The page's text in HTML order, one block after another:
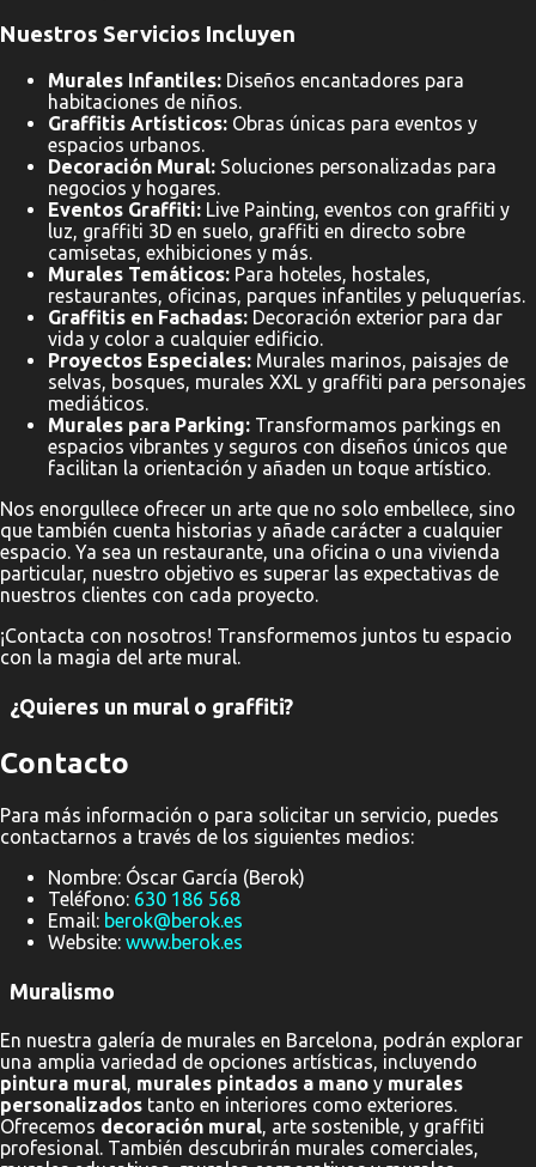
Nuestros Servicios Incluyen
Murales Infantiles: Diseños encantadores para
habitaciones de niños.
Graffitis Artísticos: Obras únicas para eventos y
espacios urbanos.
Decoración Mural: Soluciones personalizadas para
negocios y hogares.
Eventos Graffiti: Live Painting, eventos con graffiti y
luz, graffiti 3D en suelo, graffiti en directo sobre
camisetas, exhibiciones y más.
Murales Temáticos: Para hoteles, hostales,
restaurantes, oficinas, parques infantiles y peluquerías.
Graffitis en Fachadas: Decoración exterior para dar
vida y color a cualquier edificio.
Proyectos Especiales: Murales marinos, paisajes de
selvas, bosques, murales XXL y graffiti para personajes
mediáticos.
Murales para Parking: Transformamos parkings en
espacios vibrantes y seguros con diseños únicos que
facilitan la orientación y añaden un toque artístico.
Nos enorgullece ofrecer un arte que no solo embellece, sino
que también cuenta historias y añade carácter a cualquier
espacio. Ya sea un restaurante, una oficina o una vivienda
particular, nuestro objetivo es superar las expectativas de
nuestros clientes con cada proyecto.
¡Contacta con nosotros! Transformemos juntos tu espacio
con la magia del arte mural.
¿Quieres un mural o graffiti?
Contacto
Para más información o para solicitar un servicio, puedes
contactarnos a través de los siguientes medios:
Nombre: Óscar García (Berok)
Teléfono: 630 186 568
Email: berok@berok.es
Website: www.berok.es
Muralismo
En nuestra galería de murales en Barcelona, podrán explorar
una amplia variedad de opciones artísticas, incluyendo
pintura mural, murales pintados a mano y murales
personalizados tanto en interiores como exteriores.
Ofrecemos decoración mural, arte sostenible, y graffiti
profesional. También descubrirán murales comerciales,